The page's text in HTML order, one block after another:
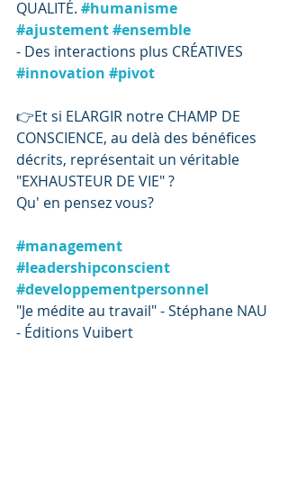
QUALITÉ. #humanisme
#ajustement#ensemble
- Des interactions plus CRÉATIVES
#innovation #pivot
👉Et si ELARGIR notre CHAMP DE
CONSCIENCE, au delà des bénéfices
décrits, représentait un véritable
"EXHAUSTEUR DE VIE" ?
Qu' en pensez vous?
#management
#leadershipconscient
#developpementpersonnel
"Je médite au travail" - Stéphane NAU
- Éditions Vuibert